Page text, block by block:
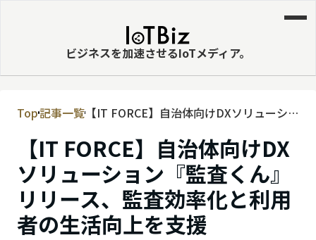
ビジネスを加速させるIoTメディア。
MVNE
エッジ
LPWA
DaaS
IaaS
Top記事一覧 【IT FORCE】自治体向けDXソリューシ
と利用者の生活向上を支援
【IT FORCE】自治体向けDX
ソリューション『監査くん』
リリース、監査効率化と利用
者の生活向上を支援